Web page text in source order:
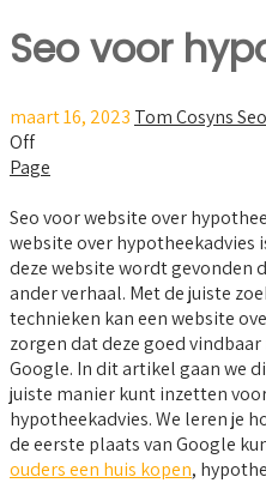
Seo voor
maart 16, 2023 Tom Cosyns
Off
Page
Seo voor website over
website over hypotheekadvies
deze website wordt gevonden
ander verhaal. Met de juiste
technieken kan een website
zorgen dat deze goed
Google. In dit artikel gaan we
juiste manier kunt inzetten
hypotheekadvies. We leren je
de eerste plaats van Google
ouders een huis kopen,